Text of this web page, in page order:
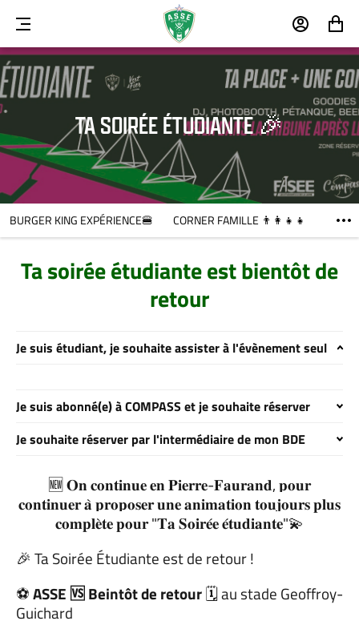
MENU MON
COMPTE
MON
PANIER
TA SOIRÉE ÉTUDIANTE 🎉
BURGER KING EXPÉRIENCE🍔 CORNER FAMILLE 👨‍👩‍👧‍👧
Ta soirée étudiante est bientôt de
retour
Je suis étudiant, je souhaite assister à l'évènement seul
Je suis abonné(e) à COMPASS et je souhaite réserver
Je souhaite réserver par l'intermédiaire de mon BDE
🆕 𝐎𝐧 𝐜𝐨𝐧𝐭𝐢𝐧𝐮𝐞 𝐞𝐧 𝐏𝐢𝐞𝐫𝐫𝐞-𝐅𝐚𝐮𝐫𝐚𝐧𝐝, 𝐩𝐨𝐮𝐫
𝐜𝐨𝐧𝐭𝐢𝐧𝐮𝐞𝐫 𝐚̀ 𝐩𝐫𝐨𝐩𝐨𝐬𝐞𝐫 𝐮𝐧𝐞 𝐚𝐧𝐢𝐦𝐚𝐭𝐢𝐨𝐧 𝐭𝐨𝐮𝐣𝐨𝐮𝐫𝐬 𝐩𝐥𝐮𝐬
𝐜𝐨𝐦𝐩𝐥𝐞̀𝐭𝐞 𝐩𝐨𝐮𝐫 "𝐓𝐚 𝐒𝐨𝐢𝐫𝐞́𝐞 𝐞́𝐭𝐮𝐝𝐢𝐚𝐧𝐭𝐞"💫
🎉 Ta Soirée Étudiante est de retour !
⚽ASSE 🆚 Beintôt de retour🗓️ au stade Geoffroy-
Guichard